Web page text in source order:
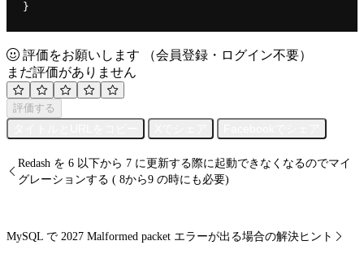
}
評価をお願いします
（会員登録・ログイン不要）
まだ評価がありません
評価する
Redash を 6 以下から 7 に更新する際に起動できなくなるのでマイ
グレーションする ( 8から9 の時にも必要)
MySQL で 2027 Malformed packet エラーが出る場合の解決ヒント